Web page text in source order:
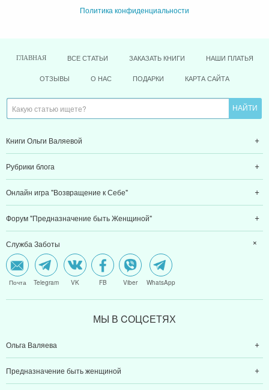
Политика конфиденциальности
ГЛАВНАЯ ВСЕ СТАТЬИ ЗАКАЗАТЬ КНИГИ НАШИ ПЛАТЬЯ
ОТЗЫВЫ О НАС ПОДАРКИ КАРТА САЙТА
Книги Ольги Валяевой
Рубрики блога
Онлайн игра "Возвращение к Себе"
Форум "Предназначение быть Женщиной"
Служба Заботы
Почта Telegram VK FB Viber WhatsApp
МЫ В CОЦCЕТЯХ
Ольга Валяева
Предназначение быть женщиной